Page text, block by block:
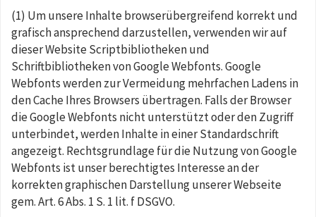
(1) Um unsere Inhalte browserübergreifend korrekt und
grafisch ansprechend darzustellen, verwenden wir auf
dieser Website Scriptbibliotheken und
Schriftbibliotheken von Google Webfonts. Google
Webfonts werden zur Vermeidung mehrfachen Ladens in
den Cache Ihres Browsers übertragen. Falls der Browser
die Google Webfonts nicht unterstützt oder den Zugriff
unterbindet, werden Inhalte in einer Standardschrift
angezeigt. Rechtsgrundlage für die Nutzung von Google
Webfonts ist unser berechtigtes Interesse an der
korrekten graphischen Darstellung unserer Webseite
gem. Art. 6 Abs. 1 S. 1 lit. f DSGVO.